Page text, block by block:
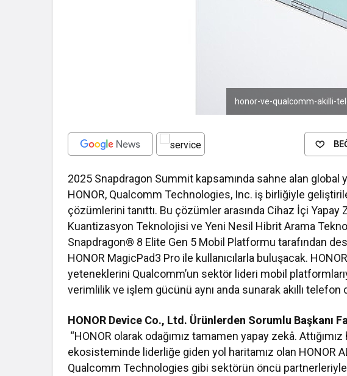
honor-ve-qualcomm-akilli-
2025 Snapdragon Summit kapsamında sahne alan global
HONOR, Qualcomm Technologies, Inc. iş birliğiyle
çözümlerini tanıttı. Bu çözümler arasında Cihaz İçi
Kuantizasyon Teknolojisi ve Yeni Nesil Hibrit Arama
Snapdragon® 8 Elite Gen 5 Mobil Platformu tarafından
HONOR MagicPad3 Pro ile kullanıcılarla buluşacak.
yeteneklerini Qualcomm’un sektör lideri mobil
verimlilik ve işlem gücünü aynı anda sunarak akıllı
HONOR Device Co., Ltd. Ürünlerden Sorumlu Başkanı
“HONOR olarak odağımız tamamen yapay zekâ.
ekosisteminde liderliğe giden yol haritamız olan HONOR
Qualcomm Technologies gibi sektörün öncü